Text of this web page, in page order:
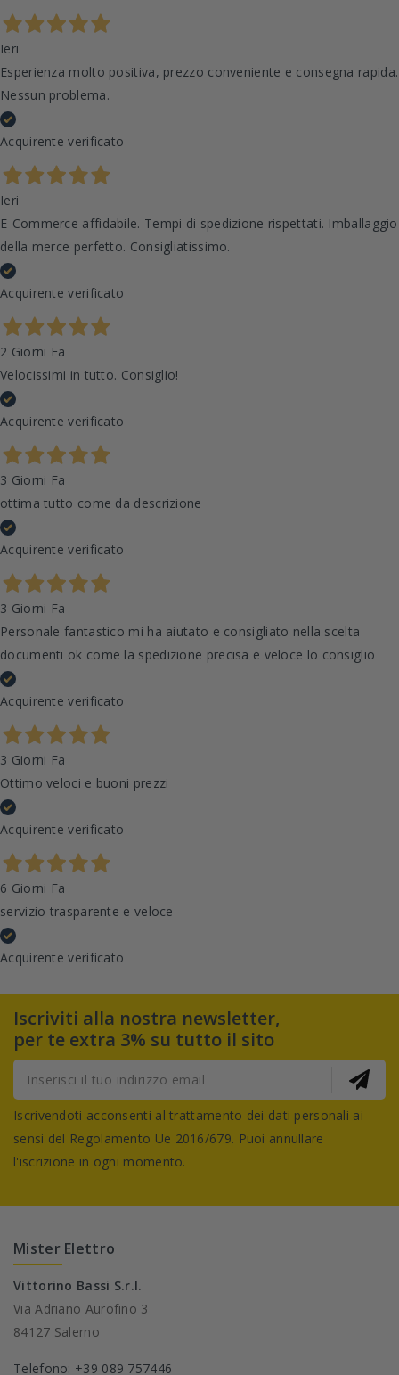
Ieri
Esperienza molto positiva, prezzo conveniente e consegna rapida.
Nessun problema.
Acquirente verificato
Ieri
E-Commerce affidabile. Tempi di spedizione rispettati. Imballaggio
della merce perfetto. Consigliatissimo.
Acquirente verificato
2 Giorni Fa
Velocissimi in tutto. Consiglio!
Acquirente verificato
3 Giorni Fa
ottima tutto come da descrizione
Acquirente verificato
3 Giorni Fa
Personale fantastico mi ha aiutato e consigliato nella scelta
documenti ok come la spedizione precisa e veloce lo consiglio
Acquirente verificato
3 Giorni Fa
Ottimo veloci e buoni prezzi
Acquirente verificato
6 Giorni Fa
servizio trasparente e veloce
Acquirente verificato
Iscriviti alla nostra newsletter,
per te extra 3% su tutto il sito
Iscrivendoti acconsenti al trattamento dei dati personali ai
sensi del Regolamento Ue 2016/679. Puoi annullare
l'iscrizione in ogni momento.
Mister Elettro
Vittorino Bassi S.r.l.
Via Adriano Aurofino 3
84127 Salerno
Telefono: +39 089 757446